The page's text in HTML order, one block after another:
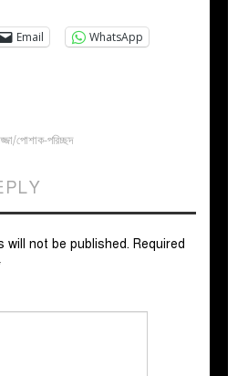
Email
WhatsApp
পোশাক-পরিচ্ছদ
will not be published. Required